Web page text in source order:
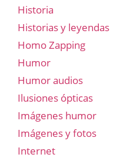
Historia
Historias y leyendas
Homo Zapping
Humor
Humor audios
Ilusiones ópticas
Imágenes humor
Imágenes y fotos
Internet